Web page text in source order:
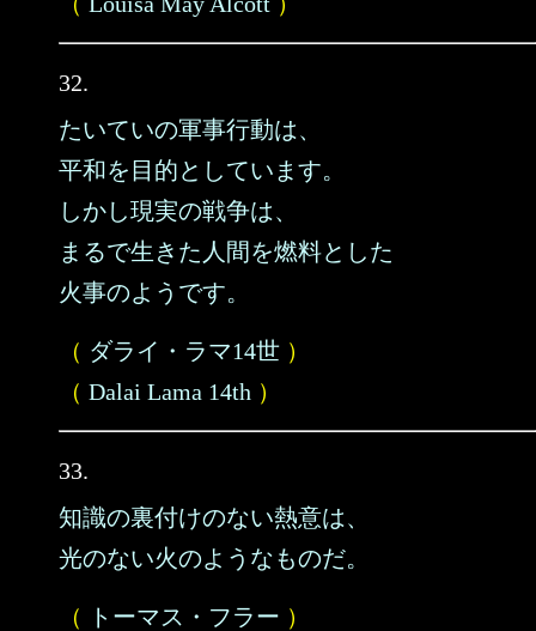
32.
たいていの軍事行動は、
平和を目的としています。
しかし現実の戦争は、
まるで生きた人間を燃料とした
火事のようです。
（ ダライ・ラマ14世 ）
（ Dalai Lama 14th ）
33.
知識の裏付けのない熱意は、
光のない火のようなものだ。
（ トーマス・フラー ）